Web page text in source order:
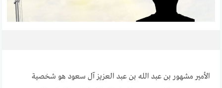
الأمير مشهور بن عبد الله بن عبد العزيز آل سعود هو شخصية